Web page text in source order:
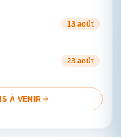
13 août
23 août
À VENIR